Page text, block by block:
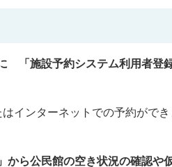
「施設予約システム利用者登
インターネットでの予約がで
ら公民館の空き状況の確認や